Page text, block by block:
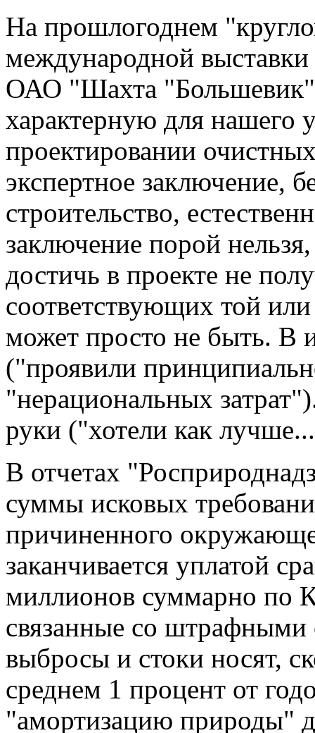
На прошлогоднем
международной
ОАО "Шахта "Большевик"
характерную для нашего
проектировании
экспертное заключение,
строительство,
заключение порой
достичь в проекте не
соответствующих той
может просто не быть. В
("проявили
"нерациональных
руки ("хотели как
В отчетах
суммы исковых
причиненного
заканчивается уплатой
миллионов суммарно по
связанные со штрафными
выбросы и стоки носят,
среднем 1 процент от
"амортизацию природы"